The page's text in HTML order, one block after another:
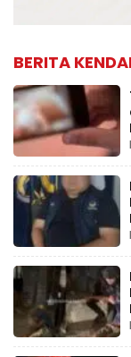
BERITA